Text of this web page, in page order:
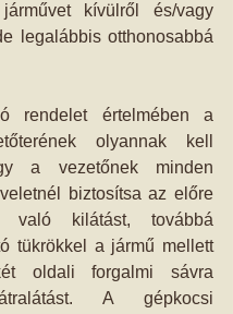
kívülről és/vagy
legalábbis otthonosabbá
rendelet értelmében a
olyannak kell
a vezetőnek minden
biztosítsa az előre
való kilátást, továbbá
tükrökkel a jármű mellett
oldali forgalmi sávra
A gépkocsi